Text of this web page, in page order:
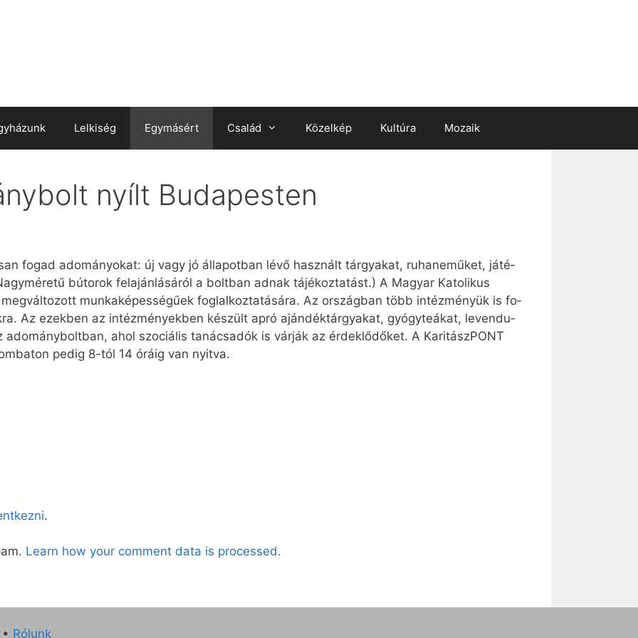
Lelkiség Egymásért Család Közelkép Kultúra Mozaik
nyílt Budapesten
fo­gad ado­má­nyo­kat: új vagy jó ál­la­pot­ban lé­vő hasz­nált tár­gya­kat, ru­ha­ne­mű­ket, já­té­
bú­to­rok fel­aján­lá­sá­ról a bolt­ban ad­nak tá­jé­koz­ta­tást.) A Ma­gyar Ka­to­li­kus
mun­ka­ké­pes­sé­gű­ek fog­lal­koz­ta­tá­sá­ra. Az or­szág­ban több in­téz­mé­nyük is fo­
Az ezek­ben az in­téz­mé­nyek­ben ké­szült ap­ró aján­dék­tár­gya­kat, gyógy­­te­á­kat, le­ven­du­
ahol szociális tanácsadók is várják az érdeklődőket. A Ka­ri­tászPONT
pe­dig 8-tól 14 órá­ig van nyit­va.
.
Learn how your comment data is processed.
• Rólunk